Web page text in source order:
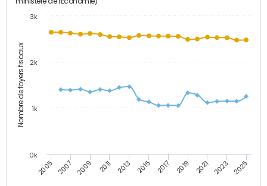
Nombre de foyers fiscaux
2005 2007 2009 2011 2013 2015 2017 2019 2021 2023 2025
0k
1k
2k
3k